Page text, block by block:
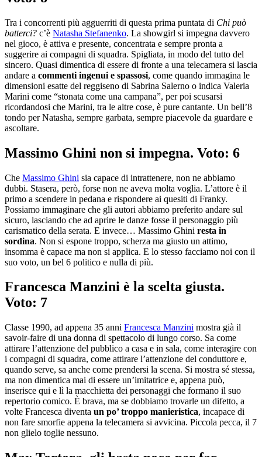
Tra i concorrenti più agguerriti di questa prima puntata di Chi può
batterci? c’è Natasha Stefanenko. La showgirl si impegna davvero
nel gioco, è attiva e presente, concentrata e sempre pronta a
suggerire ai compagni di squadra. Spigliata, in modo del tutto del
sincero. Quasi dimentica di essere di fronte a una telecamera si lascia
andare a commenti ingenui e spassosi, come quando immagina le
dimensioni esatte del reggiseno di Sabrina Salerno o indica Valeria
Marini come “stonata come una campana”, per poi scusarsi
ricordandosi che Marini, tra le altre cose, è pure cantante. Un bell’8
tondo per Natasha, sempre garbata, sempre piacevole da guardare e
ascoltare.
Massimo Ghini non si impegna. Voto: 6
Che Massimo Ghini sia capace di intrattenere, non ne abbiamo
dubbi. Stasera, però, forse non ne aveva molta voglia. L’attore è il
primo a scendere in pedana e rispondere ai quesiti di Franky.
Possiamo immaginare che gli autori abbiamo preferito andare sul
sicuro, lasciando che ad aprire le danze fosse il personaggio più
carismatico della serata. E invece… Massimo Ghini resta in
sordina. Non si espone troppo, scherza ma giusto un attimo,
insomma è capace ma non si applica. E lo stesso facciamo noi con il
suo voto, un bel 6 politico e nulla di più.
Francesca Manzini è la scelta giusta.
Voto: 7
Classe 1990, ad appena 35 anni Francesca Manzini mostra già il
savoir-faire di una donna di spettacolo di lungo corso. Sa come
attirare l’attenzione del pubblico a casa e in sala, come interagire con
i compagni di squadra, come attirare l’attenzione del conduttore e,
quando serve, sa anche come prendersi la scena. Si mostra sé stessa,
ma non dimentica mai di essere un’imitatrice e, appena può,
inserisce qui e lì la macchietta dei personaggi che formano il suo
repertorio comico. È brava, ma se dobbiamo trovarle un difetto, a
volte Francesca diventa un po’ troppo manieristica, incapace di
non fare smorfie appena la telecamera si avvicina. Piccola pecca, il 7
non glielo toglie nessuno.